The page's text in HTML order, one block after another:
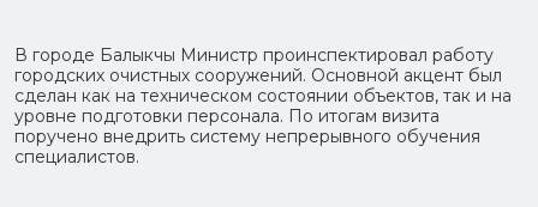
В городе Балыкчы Министр проинспектировал работу
городских очистных сооружений. Основной акцент был
сделан как на техническом состоянии объектов, так и на
уровне подготовки персонала. По итогам визита
поручено внедрить систему непрерывного обучения
специалистов.